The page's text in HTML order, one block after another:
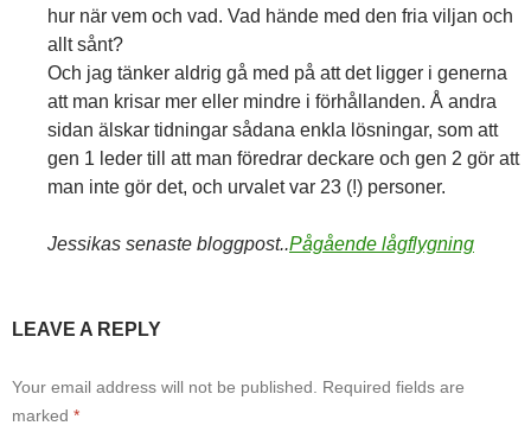
hur när vem och vad. Vad hände med den fria viljan och
allt sånt?
Och jag tänker aldrig gå med på att det ligger i generna
att man krisar mer eller mindre i förhållanden. Å andra
sidan älskar tidningar sådana enkla lösningar, som att
gen 1 leder till att man föredrar deckare och gen 2 gör att
man inte gör det, och urvalet var 23 (!) personer.
Jessikas senaste bloggpost..Pågående lågflygning
LEAVE A REPLY
Your email address will not be published. Required fields are
marked *